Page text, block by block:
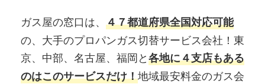
ガス屋の窓口は、 ４７都道府県全国対応可能
の、大手のプロパンガス切替サービス会社！東
京、中部、名古屋、福岡と各地に４支店もある
のはこのサービスだけ！地域最安料金のガス会